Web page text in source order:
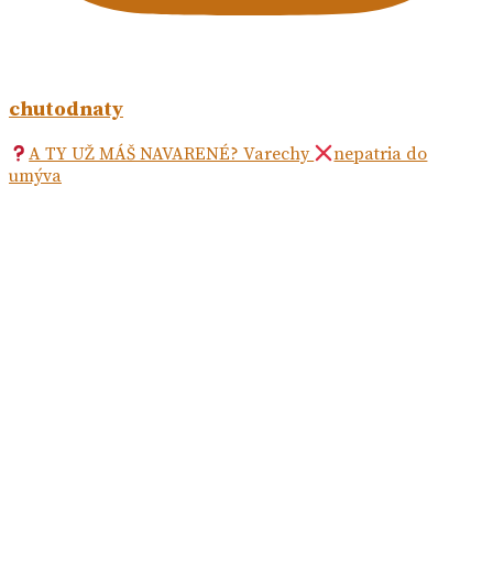
chutodnaty
A TY UŽ MÁŠ NAVARENÉ? Varechy
nepatria do
umýva